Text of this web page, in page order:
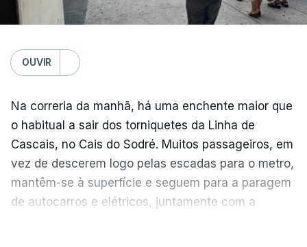
OUVIR
Na correria da manhã, há uma enchente maior que
o habitual a sair dos torniquetes da Linha de
Cascais, no Cais do Sodré. Muitos passageiros, em
vez de descerem logo pelas escadas para o metro,
mantêm-se à superfície e seguem para a paragem
de autocarros e elétricos, juntamente com a